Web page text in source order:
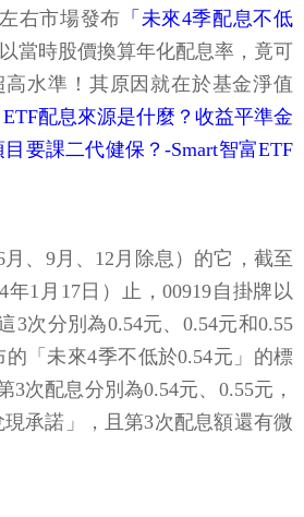
右市場發布 「未來4季配息不低
當時股價換算年化配息率，竟可
高水準！其原因就在於基金淨值
ETF配息來源是什麼？收益平準金
要課二代健保？-Smart智富ETF
、9月、12月除息）的它，截至
年1月17日）止，00919自掛牌以
3次分別為0.54元、0.54元和0.55
「未來4季不低於0.54元」的標
3次配息分別為0.54元、0.55元，
承諾」，且第3次配息額還有微